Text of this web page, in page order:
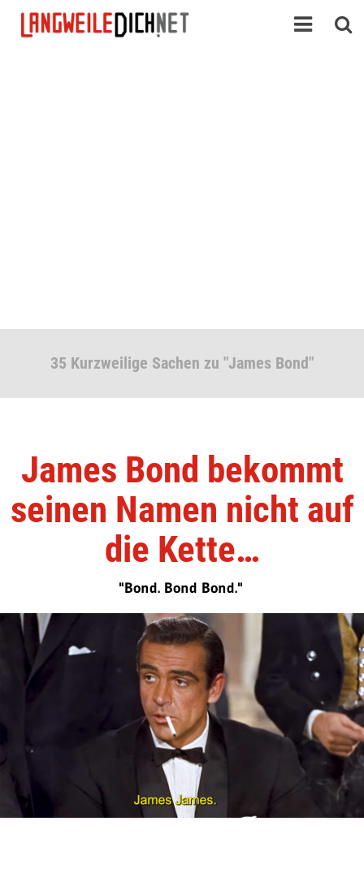
35 Kurzweilige Sachen zu "James Bond"
James Bond bekommt
seinen Namen nicht auf
die Kette…
"Bond. Bond Bond."